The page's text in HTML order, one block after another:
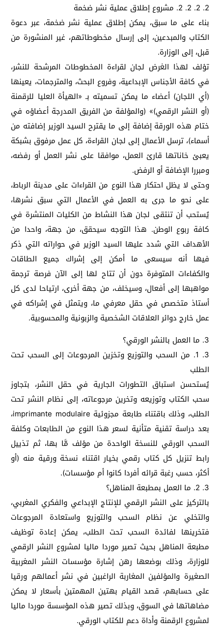
2. 2. 2. 2. مشروع إطلاق عملية نشر ضخمة
بناء على ما سبق، يمكن إطلاق عملية نشر ضخمة، عبر دعوة
الكتاب والمبدعين، إلى إرسال مخطوطاتهم، غير المنشورة من
قبل، إلى الوزارة.
تؤلف لهذا الغرض لجان لقراءة المخطوطات المرشحة للنشر،
في كافة الأجناس الإبداعية، وفروع البحث، والمترجمات، يعينها
(أي اللجان) أعضاء ما يمكن تسميته بـ «الهيأة العليا للرقمنة
(أو النشر الرقمي)» (والمؤلفة من الفريق المدرجة أعضاؤه في
ختام هذه الورقة إضافة إلى ما يقترح السيد الوزير إضافته من
أسماء)، ترسل الأعمال إلى لجان القراءة، كل عمل مرفوق بشبكة
يعبئ خاناتها قارئ العمل، موافقا على نشر العمل أو رفضه،
ومبررا الإضافة أو الرفض.
وحتى لا يظل احتكار هذا النوع من القراءات على مدينة الرباط،
على نحو ما جرى به العمل في الأعمال التي سبق نشرها،
يُستحب أن تنتقى لجان هذا النشاط من الكليات المنتشرة في
كافة ربوع الوطن. هذا التوجه سيحقق، من جهة، واحدا من
الأهداف التي شدد عليها السيد الوزير في حواراته التي ذكر
فيها أنه سيسعى ما أمكن إلى إشراك جميع الطاقات
والكفاءات المتوفرة دون أن تتاح لها إلى الآن فرصة ترجمة
مواهبها إلى أفعال، وسيخلف، من جهة أخرى، ارتياحا لدى كل
أستاذ متخصص في حقل معرفي ما، ويتمثل في إشراكه في
عمل خارج دوائر العلاقات الشخصية والزبونية والمحسوبية.
3. ما العمل بالنشر الورقي؟
3. 1. من السحب والتوزيع وتخزين المرجوعات إلى السحب تحت
الطلب
يُستحسن استباق التطورات الجارية في حقل النشر، بتجاوز
سحب الكتاب وتوزيعه وتخرين مرجوعاته، إلى نظام النشر تحت
الطلب، وذلك باقتناء طابعة مجزوئية imprimante modulaire،
بعد دراسة تقنية متأنية لسعر هذا النوع من الطابعات وكلفة
السحب الورقي للنسخة الواحدة من مؤلف مَّا بها، ثم تذييل
رابط تنزيل كل كتاب رقمي بخيار اقتناء نسخة ورقية منه (أو
أكثر، حسب رغبة قرائه أفردا كانوا أم مؤسسات).
3. 2. ما العمل بمطبعة المناهل؟
بالتركيز على النشر الرقمي للإنتاج الإبداعي والفكري المغربي،
والتخلي عن نظام السحب والتوزيع واستعادة المرجوعات
فتخرينها لفائدة السحب تحت الطلب، يمكن إعادة توظيف
مطبعة المناهل بحيث تصير موردا ماليا لمشروع النشر الرقمي
للوزارة، وذلك بوضعها رهن إشارة مؤسسات النشر المغربية
الصغيرة والمؤلفين المغاربة الراغبين في نشر أعمالهم ورقيا
على حسابهم، قصد القيام بهتين المهمتين بأسعار لا يمكن
مضاهاتها في السوق، وبذلك تصير هذه المؤسسة موردا ماليا
لمشروع الرقمنة وأداة دعم للكتاب الورقي.